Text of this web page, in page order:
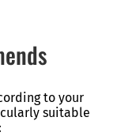
to your
suitable